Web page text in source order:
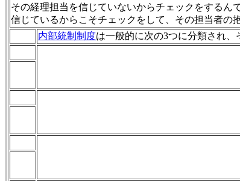
その経理担当を信じていないからチェックをするん
信じているからこそチェックをして、その担当者の
内部統制制度は一般的に次の3つに分類され、